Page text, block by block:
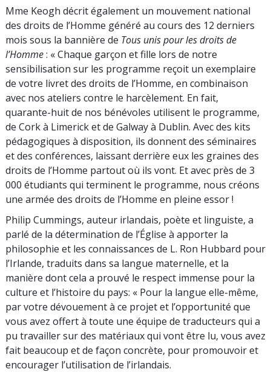
Mme Keogh décrit également un mouvement national
des droits de l’Homme généré au cours des 12 derniers
mois sous la bannière de Tous unis pour les droits de
l’Homme: « Chaque garçon et fille lors de notre
sensibilisation sur les programme reçoit un exemplaire
de votre livret des droits de l’Homme, en combinaison
avec nos ateliers contre le harcèlement. En fait,
quarante-huit de nos bénévoles utilisent le programme,
de Cork à Limerick et de Galway à Dublin. Avec des kits
pédagogiques à disposition, ils donnent des séminaires
et des conférences, laissant derrière eux les graines des
droits de l’Homme partout où ils vont. Et avec près de 3
000 étudiants qui terminent le programme, nous créons
une armée des droits de l’Homme en pleine essor !
Philip Cummings, auteur irlandais, poète et linguiste, a
parlé de la détermination de l’Église à apporter la
philosophie et les connaissances de L. Ron Hubbard pour
l’Irlande, traduits dans sa langue maternelle, et la
manière dont cela a prouvé le respect immense pour la
culture et l’histoire du pays: « Pour la langue elle-même,
par votre dévouement à ce projet et l’opportunité que
vous avez offert à toute une équipe de traducteurs qui a
pu travailler sur des matériaux qui vont être lu, vous avez
fait beaucoup et de façon concrète, pour promouvoir et
encourager l’utilisation de l’irlandais.